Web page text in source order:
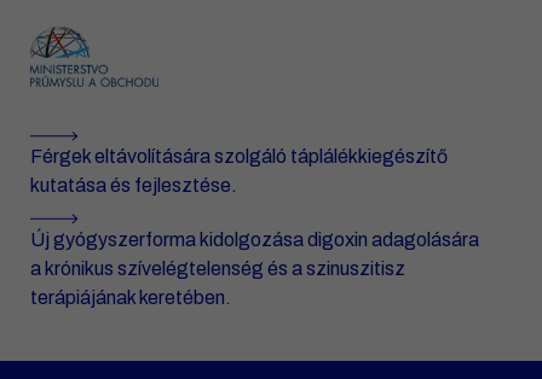
Férgek eltávolítására szolgáló táplálékkiegészítő
kutatása és fejlesztése.
Új gyógyszerforma kidolgozása digoxin adagolására
a krónikus szívelégtelenség és a szinuszitisz
terápiájának keretében.